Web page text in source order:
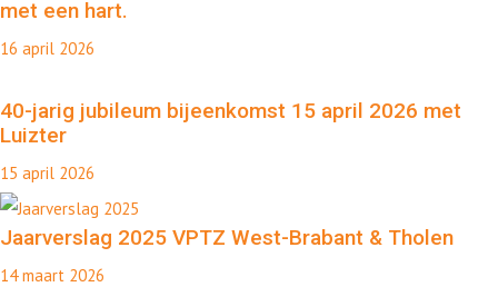
met een hart.
16 april 2026
40-jarig jubileum bijeenkomst 15 april 2026 met
Luizter
15 april 2026
Jaarverslag 2025 VPTZ West-Brabant & Tholen
14 maart 2026